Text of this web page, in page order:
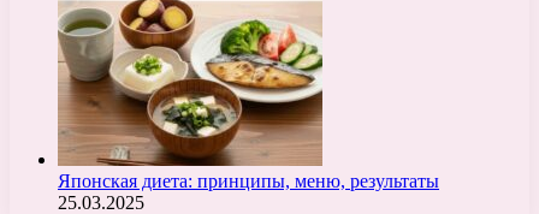
Японская диета: принципы, меню, результаты
25.03.2025